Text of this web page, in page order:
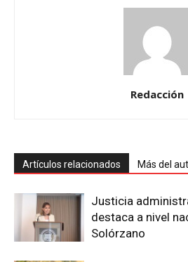
Redacción
Artículos relacionados Más del
Justicia
destaca a nivel
Solórzano